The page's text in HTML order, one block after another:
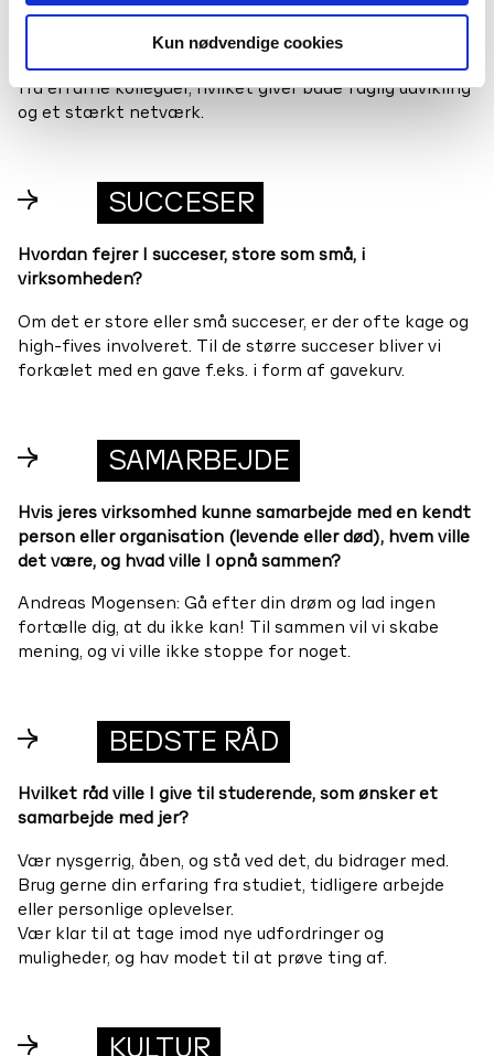
Kun nødvendige cookies
opgaverne, og du kan lære at reflekterer, evaluerer og
bidrage med egne kompetencer, du har i bagagen
allerede. Der er også rig mulighed for sparring og læring
fra erfarne kollegaer, hvilket giver både faglig udvikling
og et stærkt netværk.
→ SUCCESER
Hvordan fejrer I succeser, store som små, i
virksomheden?
Om det er store eller små succeser, er der ofte kage og
high-fives involveret. Til de større succeser bliver vi
forkælet med en gave f.eks. i form af gavekurv.
→ SAMARBEJDE
Hvis jeres virksomhed kunne samarbejde med en kendt
person eller organisation (levende eller død), hvem ville
det være, og hvad ville I opnå sammen?
Andreas Mogensen: Gå efter din drøm og lad ingen
fortælle dig, at du ikke kan! Til sammen vil vi skabe
mening, og vi ville ikke stoppe for noget.
→ BEDSTE RÅD
Hvilket råd ville I give til studerende, som ønsker et
samarbejde med jer?
Vær nysgerrig, åben, og stå ved det, du bidrager med.
Brug gerne din erfaring fra studiet, tidligere arbejde
eller personlige oplevelser.
Vær klar til at tage imod nye udfordringer og
muligheder, og hav modet til at prøve ting af.
→ KULTUR